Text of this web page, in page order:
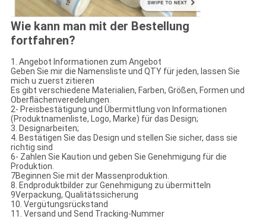
Wie kann man mit der Bestellung
fortfahren?
1. Angebot Informationen zum Angebot
Geben Sie mir die Namensliste und QTY für jeden, lassen Sie
mich u zuerst zitieren
Es gibt verschiedene Materialien, Farben, Größen, Formen und
Oberflächenveredelungen.
2- Preisbestätigung und Übermittlung von Informationen
(Produktnamenliste, Logo, Marke) für das Design;
3. Designarbeiten;
4. Bestätigen Sie das Design und stellen Sie sicher, dass sie
richtig sind
6- Zahlen Sie Kaution und geben Sie Genehmigung für die
Produktion.
7Beginnen Sie mit der Massenproduktion.
8. Endproduktbilder zur Genehmigung zu übermitteln
9Verpackung, Qualitätssicherung
10. Vergütungsrückstand
11. Versand und Send Tracking-Nummer